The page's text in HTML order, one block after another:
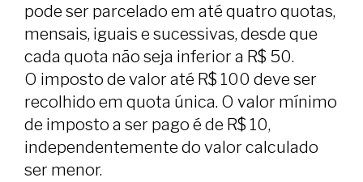
pode ser parcelado em até quatro quotas,
mensais, iguais e sucessivas, desde que
cada quota não seja inferior a R$ 50.
O imposto de valor até R$ 100 deve ser
recolhido em quota única. O valor mínimo
de imposto a ser pago é de R$ 10,
independentemente do valor calculado
ser menor.